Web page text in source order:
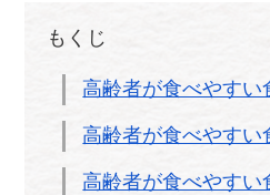
もくじ
高齢者が食べやすい
高齢者が食べやすい
高齢者が食べやすい